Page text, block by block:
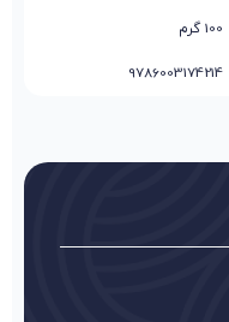
100 گرم
9786003174214